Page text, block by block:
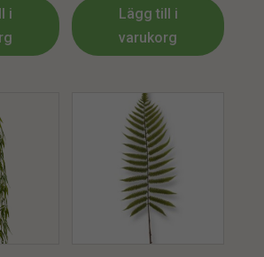
i
Lägg till i
varukorg